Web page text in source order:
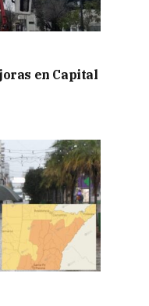
en Capital